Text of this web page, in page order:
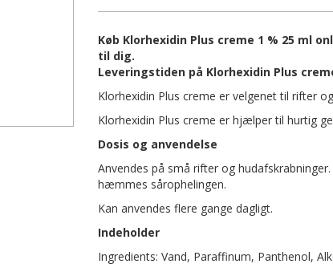
Køb Klorhexidin Plus creme 1 % 25 ml
til dig.
Leveringstiden på Klorhexidin Plus
Klorhexidin Plus creme er velgenet til rifter
Klorhexidin Plus creme er hjælper til hurtig
Dosis og anvendelse
Anvendes på små rifter og
hæmmes sårophelingen.
Kan anvendes flere gange dagligt.
Indeholder
Ingredients: Vand, Paraffinum, Panthenol,